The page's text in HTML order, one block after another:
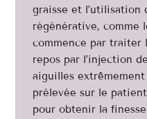
graisse et l’utilisation
régénérative, comme
commence par traiter
repos par l’injection
aiguilles
prélevée sur le
pour obtenir la